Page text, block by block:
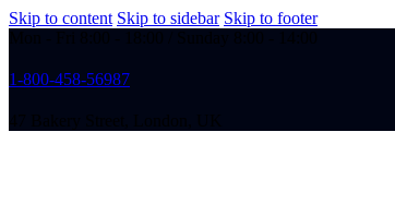
Skip to content Skip to sidebar Skip to footer
1-800-458-56987